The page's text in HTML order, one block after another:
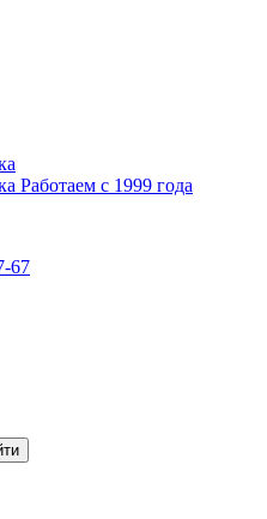
Работаем с 1999 года
67